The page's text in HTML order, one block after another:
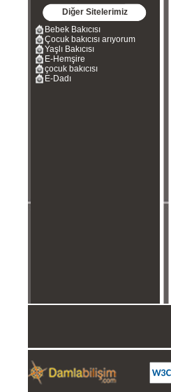
Diğer Sitelerimiz
Bebek Bakıcısı
Çocuk bakıcısı arıyorum
Yaşlı Bakıcısı
E-Hemşire
çocuk bakıcısı
E-Dadı